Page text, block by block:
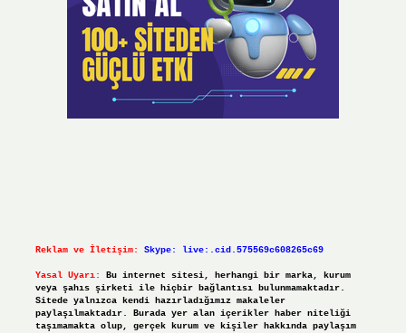
Reklam ve İletişim: Skype: live:.cid.575569c608265c69
Yasal Uyarı:
Bu internet sitesi, herhangi bir marka, kurum
veya şahıs şirketi ile hiçbir bağlantısı bulunmamaktadır.
Sitede yalnızca kendi hazırladığımız makaleler
paylaşılmaktadır. Burada yer alan içerikler haber niteliği
taşımamakta olup, gerçek kurum ve kişiler hakkında paylaşım